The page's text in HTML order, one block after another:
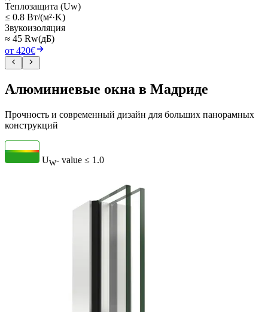
Теплозащита (Uw)
≤ 0.8 Вт/(м²·K)
Звукоизоляция
≈ 45 Rw(дБ)
от 420€
Алюминиевые окна в Мадриде
Прочность и современный дизайн для больших панорамных
конструкций
UW- value ≤ 1.0